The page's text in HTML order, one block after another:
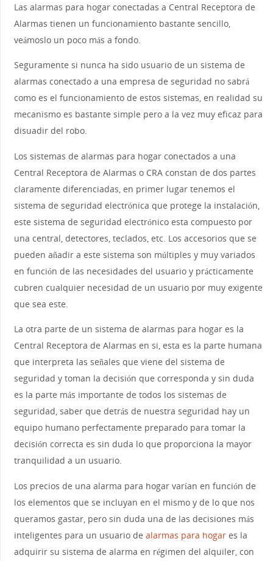
Las alarmas para hogar conectadas a Central Receptora de
Alarmas tienen un funcionamiento bastante sencillo,
veámoslo un poco más a fondo.
Seguramente si nunca ha sido usuario de un sistema de
alarmas conectado a una empresa de seguridad no sabrá
como es el funcionamiento de estos sistemas, en realidad su
mecanismo es bastante simple pero a la vez muy eficaz para
disuadir del robo.
Los sistemas de alarmas para hogar conectados a una
Central Receptora de Alarmas o CRA constan de dos partes
claramente diferenciadas, en primer lugar tenemos el
sistema de seguridad electrónica que protege la instalación,
este sistema de seguridad electrónico esta compuesto por
una central, detectores, teclados, etc. Los accesorios que se
pueden añadir a este sistema son múltiples y muy variados
en función de las necesidades del usuario y prácticamente
cubren cualquier necesidad de un usuario por muy exigente
que sea este.
La otra parte de un sistema de alarmas para hogar es la
Central Receptora de Alarmas en si, esta es la parte humana
que interpreta las señales que viene del sistema de
seguridad y toman la decisión que corresponda y sin duda
es la parte más importante de todos los sistemas de
seguridad, saber que detrás de nuestra seguridad hay un
equipo humano perfectamente preparado para tomar la
decisión correcta es sin duda lo que proporciona la mayor
tranquilidad a un usuario.
Los precios de una alarma para hogar varían en función de
los elementos que se incluyan en el mismo y de lo que nos
queramos gastar, pero sin duda una de las decisiones más
inteligentes para un usuario de alarmas para hogares la
adquirir su sistema de alarma en régimen del alquiler, con